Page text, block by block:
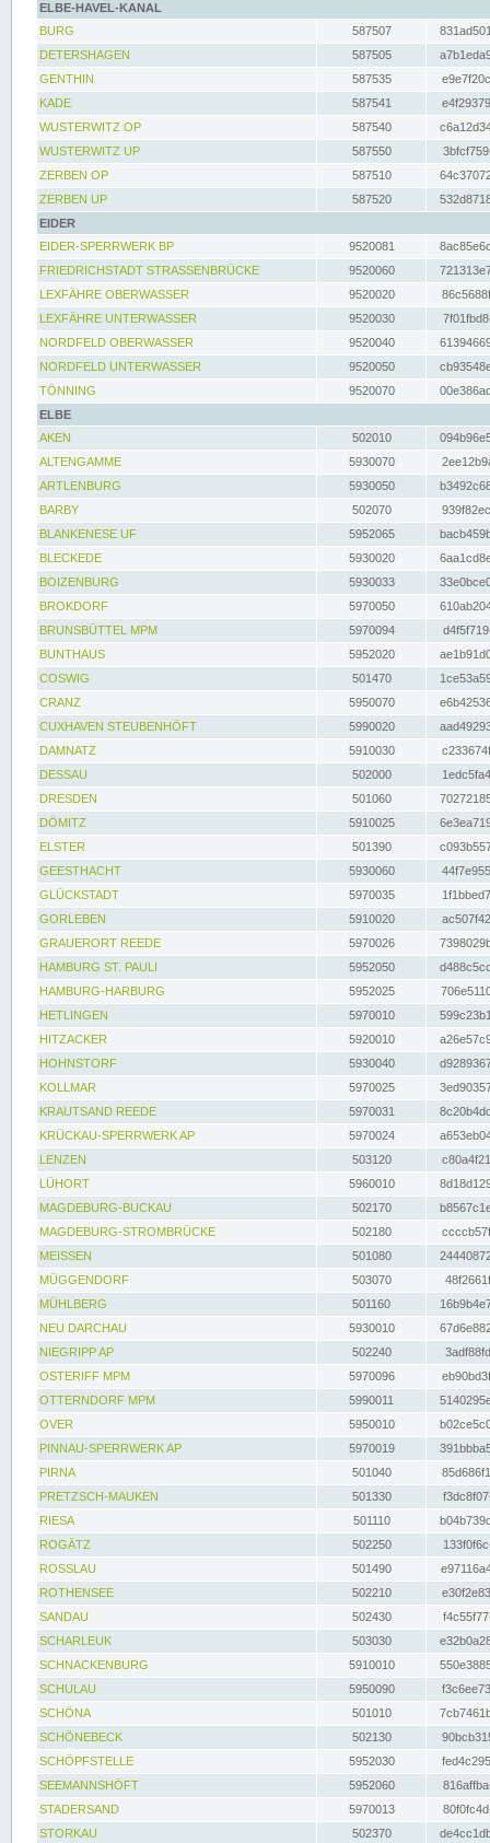
ELBE-HAVEL-KANAL
BURG
587507
DETERSHAGEN
587505
GENTHIN
587535
KADE
587541
WUSTERWITZ OP
587540
WUSTERWITZ UP
587550
ZERBEN OP
587510
ZERBEN UP
587520
EIDER
EIDER-SPERRWERK BP
9520081
FRIEDRICHSTADT STRASSENBRÜCKE
9520060
LEXFÄHRE OBERWASSER
9520020
LEXFÄHRE UNTERWASSER
9520030
NORDFELD OBERWASSER
9520040
NORDFELD UNTERWASSER
9520050
TÖNNING
9520070
ELBE
AKEN
502010
ALTENGAMME
5930070
ARTLENBURG
5930050
BARBY
502070
BLANKENESE UF
5952065
BLECKEDE
5930020
BOIZENBURG
5930033
BROKDORF
5970050
BRUNSBÜTTEL MPM
5970094
BUNTHAUS
5952020
COSWIG
501470
CRANZ
5950070
CUXHAVEN STEUBENHÖFT
5990020
DAMNATZ
5910030
DESSAU
502000
DRESDEN
501060
DÖMITZ
5910025
ELSTER
501390
GEESTHACHT
5930060
GLÜCKSTADT
5970035
GORLEBEN
5910020
GRAUERORT REEDE
5970026
HAMBURG ST. PAULI
5952050
HAMBURG-HARBURG
5952025
HETLINGEN
5970010
HITZACKER
5920010
HOHNSTORF
5930040
KOLLMAR
5970025
KRAUTSAND REEDE
5970031
KRÜCKAU-SPERRWERK AP
5970024
LENZEN
503120
LÜHORT
5960010
MAGDEBURG-BUCKAU
502170
MAGDEBURG-STROMBRÜCKE
502180
MEISSEN
501080
MÜGGENDORF
503070
MÜHLBERG
501160
NEU DARCHAU
5930010
NIEGRIPP AP
502240
OSTERIFF MPM
5970096
OTTERNDORF MPM
5990011
OVER
5950010
PINNAU-SPERRWERK AP
5970019
PIRNA
501040
PRETZSCH-MAUKEN
501330
RIESA
501110
ROGÄTZ
502250
ROSSLAU
501490
ROTHENSEE
502210
SANDAU
502430
SCHARLEUK
503030
SCHNACKENBURG
5910010
SCHULAU
5950090
SCHÖNA
501010
SCHÖNEBECK
502130
SCHÖPFSTELLE
5952030
SEEMANNSHÖFT
5952060
STADERSAND
5970013
STORKAU
502370